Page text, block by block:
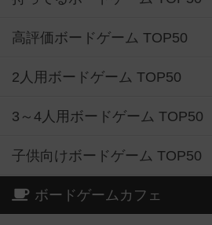
高評価ボードゲーム TOP50
2人用ボードゲーム TOP50
3～4人用ボードゲーム TOP50
子供向けボードゲーム TOP50
ボードゲームカフェ